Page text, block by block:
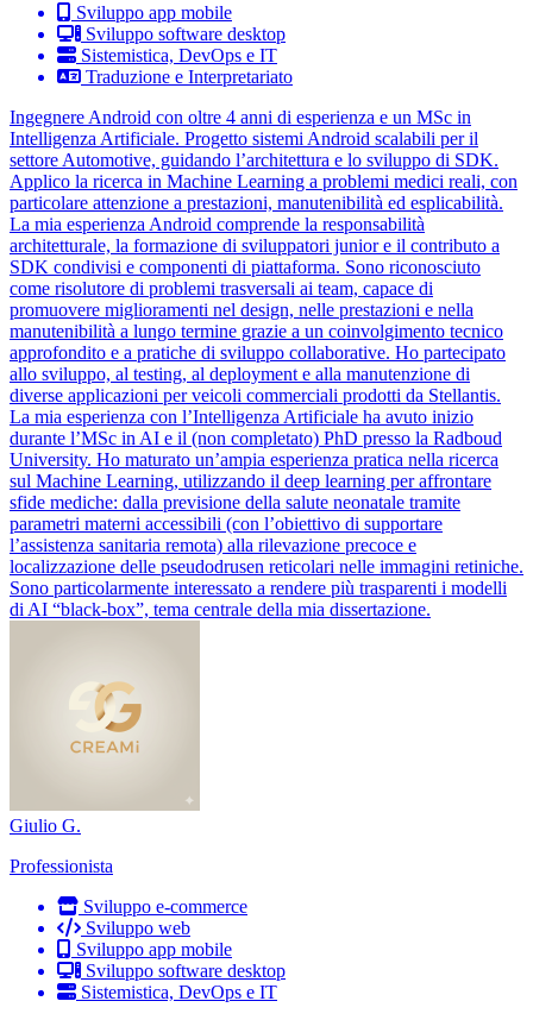
Sviluppo app mobile
Sviluppo software desktop
Sistemistica, DevOps e IT
Traduzione e Interpretariato
Ingegnere Android con oltre 4 anni di esperienza e un MSc in
Intelligenza Artificiale. Progetto sistemi Android scalabili per il
settore Automotive, guidando l’architettura e lo sviluppo di SDK.
Applico la ricerca in Machine Learning a problemi medici reali, con
particolare attenzione a prestazioni, manutenibilità ed esplicabilità.
La mia esperienza Android comprende la responsabilità
architetturale, la formazione di sviluppatori junior e il contributo a
SDK condivisi e componenti di piattaforma. Sono riconosciuto
come risolutore di problemi trasversali ai team, capace di
promuovere miglioramenti nel design, nelle prestazioni e nella
manutenibilità a lungo termine grazie a un coinvolgimento tecnico
approfondito e a pratiche di sviluppo collaborative. Ho partecipato
allo sviluppo, al testing, al deployment e alla manutenzione di
diverse applicazioni per veicoli commerciali prodotti da Stellantis.
La mia esperienza con l’Intelligenza Artificiale ha avuto inizio
durante l’MSc in AI e il (non completato) PhD presso la Radboud
University. Ho maturato un’ampia esperienza pratica nella ricerca
sul Machine Learning, utilizzando il deep learning per affrontare
sfide mediche: dalla previsione della salute neonatale tramite
parametri materni accessibili (con l’obiettivo di supportare
l’assistenza sanitaria remota) alla rilevazione precoce e
localizzazione delle pseudodrusen reticolari nelle immagini retiniche.
Sono particolarmente interessato a rendere più trasparenti i modelli
di AI “black‑box”, tema centrale della mia dissertazione.
Giulio G.
Professionista
Sviluppo e-commerce
Sviluppo web
Sviluppo app mobile
Sviluppo software desktop
Sistemistica, DevOps e IT